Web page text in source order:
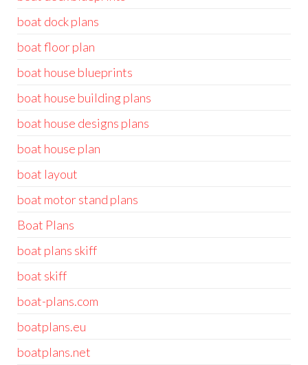
boat dock plans
boat floor plan
boat house blueprints
boat house building plans
boat house designs plans
boat house plan
boat layout
boat motor stand plans
Boat Plans
boat plans skiff
boat skiff
boat-plans.com
boatplans.eu
boatplans.net